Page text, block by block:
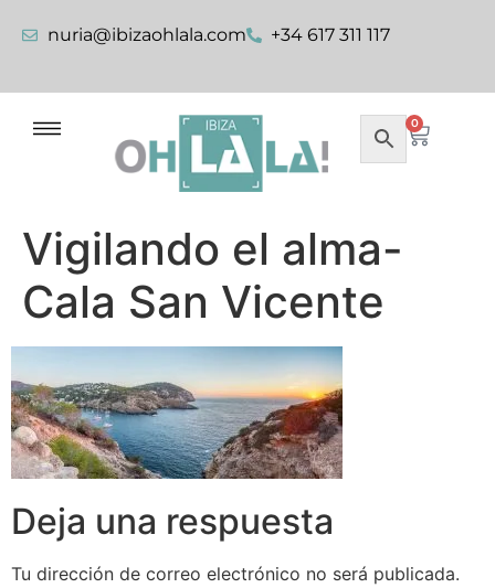
nuria@ibizaohlala.com +34 617 311 117
0
Vigilando el alma-
Cala San Vicente
Deja una respuesta
Tu dirección de correo electrónico no será publicada.